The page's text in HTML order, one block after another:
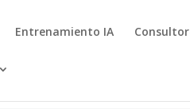
Entrenamiento IA